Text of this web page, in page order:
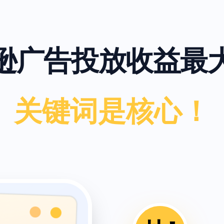
广告投放收益最
关键词是核心！